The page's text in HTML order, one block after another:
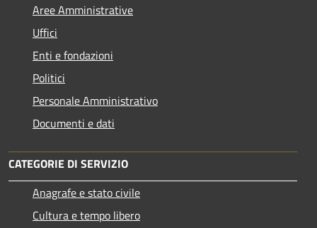
Aree Amministrative
Uffici
Enti e fondazioni
Politici
Personale Amministrativo
Documenti e dati
CATEGORIE DI SERVIZIO
Anagrafe e stato civile
Cultura e tempo libero